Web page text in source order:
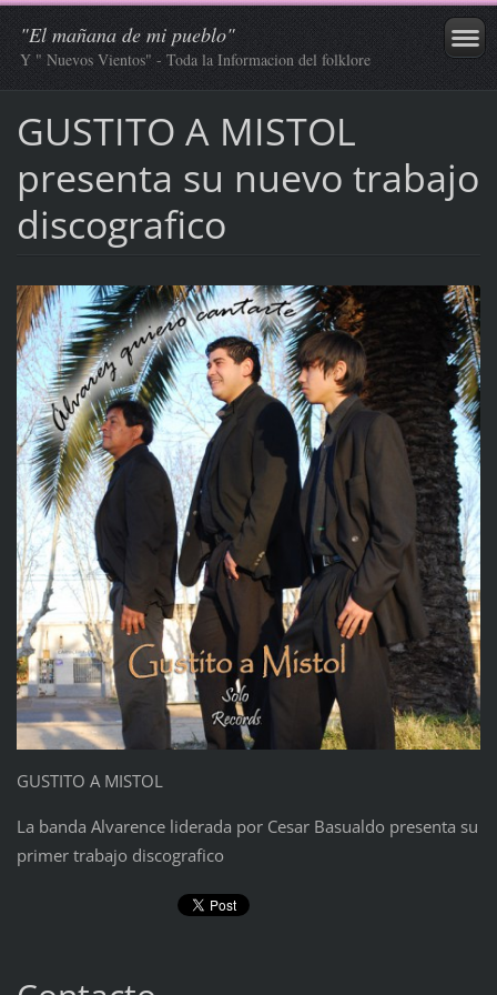
"El mañana de mi pueblo"
Y " Nuevos Vientos" - Toda la Informacion del folklore
GUSTITO A MISTOL
presenta su nuevo trabajo
discografico
GUSTITO A MISTOL
La banda Alvarence liderada por Cesar Basualdo presenta su
primer trabajo discografico